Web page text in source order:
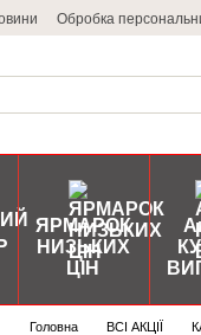
Обробка
ЯРМАРОК
НИЗЬКИХ
ЦІН
Головна ВСІ АКЦІЇ